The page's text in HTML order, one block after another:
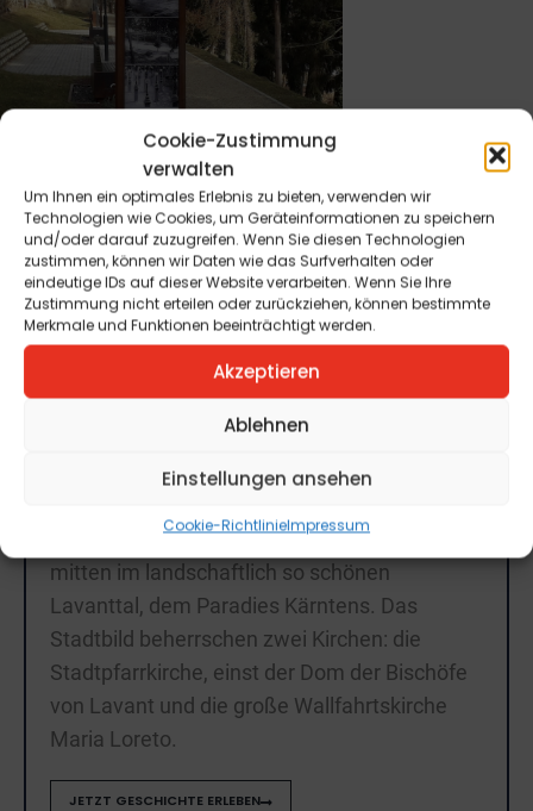
Cookie-Zustimmung
verwalten
Um Ihnen ein optimales Erlebnis zu bieten, verwenden wir
Technologien wie Cookies, um Geräteinformationen zu speichern
und/oder darauf zuzugreifen. Wenn Sie diesen Technologien
zustimmen, können wir Daten wie das Surfverhalten oder
eindeutige IDs auf dieser Website verarbeiten. Wenn Sie Ihre
Zustimmung nicht erteilen oder zurückziehen, können bestimmte
Merkmale und Funktionen beeinträchtigt werden.
Akzeptieren
Ablehnen
Einstellungen ansehen
Cookie-RichtlinieImpressum
St. Andrä
liegt auf einer Flussterrasse der Lavant,
mitten im landschaftlich so schönen
Lavanttal, dem Paradies Kärntens. Das
Stadtbild beherrschen zwei Kirchen: die
Stadtpfarrkirche, einst der Dom der Bischöfe
von Lavant und die große Wallfahrtskirche
Maria Loreto.
JETZT GESCHICHTE ERLEBEN